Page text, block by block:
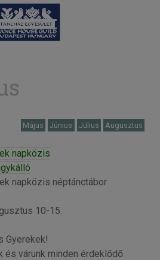
Május Június Július Augusztus
napközis
napközis néptánctábor
10-15.
Gyerekek!
és várunk minden érdeklődő